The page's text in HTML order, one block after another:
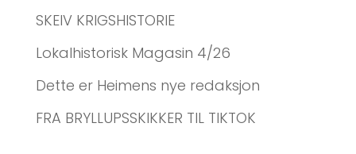
SKEIV KRIGSHISTORIE
Lokalhistorisk Magasin 4/26
Dette er Heimens nye redaksjon
FRA BRYLLUPSSKIKKER TIL TIKTOK